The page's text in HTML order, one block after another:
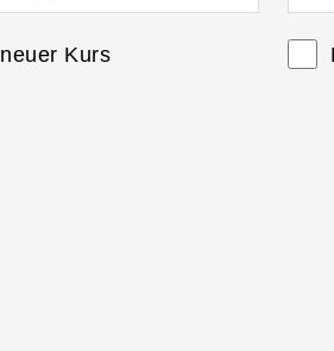
neuer Kurs